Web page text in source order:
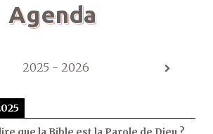
Agenda
2025 - 2026